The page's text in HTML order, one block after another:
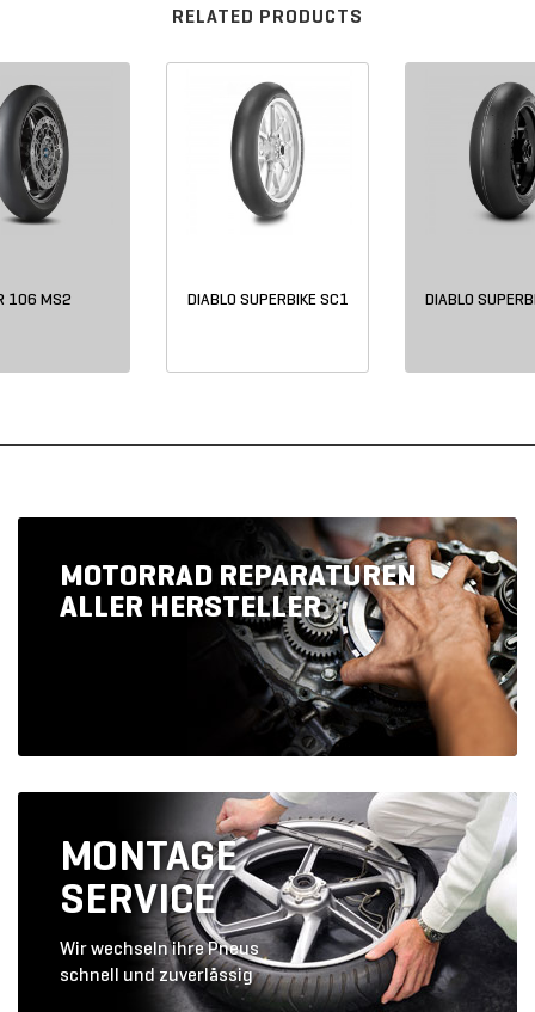
RELATED PRODUCTS
DIABLO SUPERBIKE SC1 DIABLO
106 MS2
MOTORRAD REPARATUREN
ALLER HERSTELLER
MONTAGE
SERVICE
Wir wechseln ihre Pneus
schnell und zuverlässig